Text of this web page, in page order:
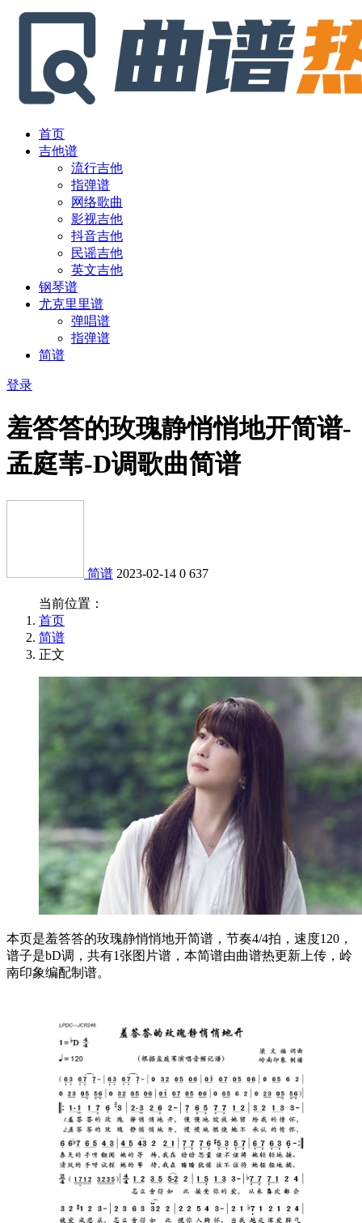
首页
吉他谱
流行吉他
指弹谱
网络歌曲
影视吉他
抖音吉他
民谣吉他
英文吉他
钢琴谱
尤克里里谱
弹唱谱
指弹谱
简谱
登录
羞答答的玫瑰静悄悄地开简谱-
孟庭苇-D调歌曲简谱
简谱 2023-02-14 0 637
当前位置：
首页
简谱
正文
本页是羞答答的玫瑰静悄悄地开简谱，节奏4/4拍，速度120，
谱子是bD调，共有1张图片谱，本简谱由曲谱热更新上传，岭
南印象编配制谱。